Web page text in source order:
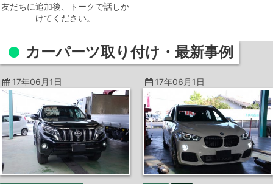
友だちに追加後、トークで話しか
けてください。
カーパーツ取り付け・ 最新事例
17年06月1日 17年06月1日